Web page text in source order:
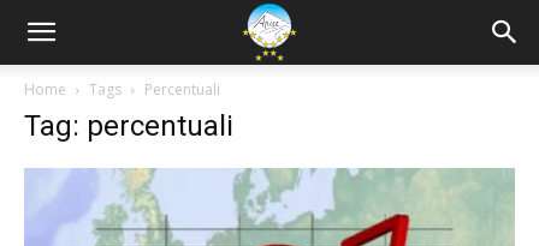
Home Tags Percentuali
Tag: percentuali